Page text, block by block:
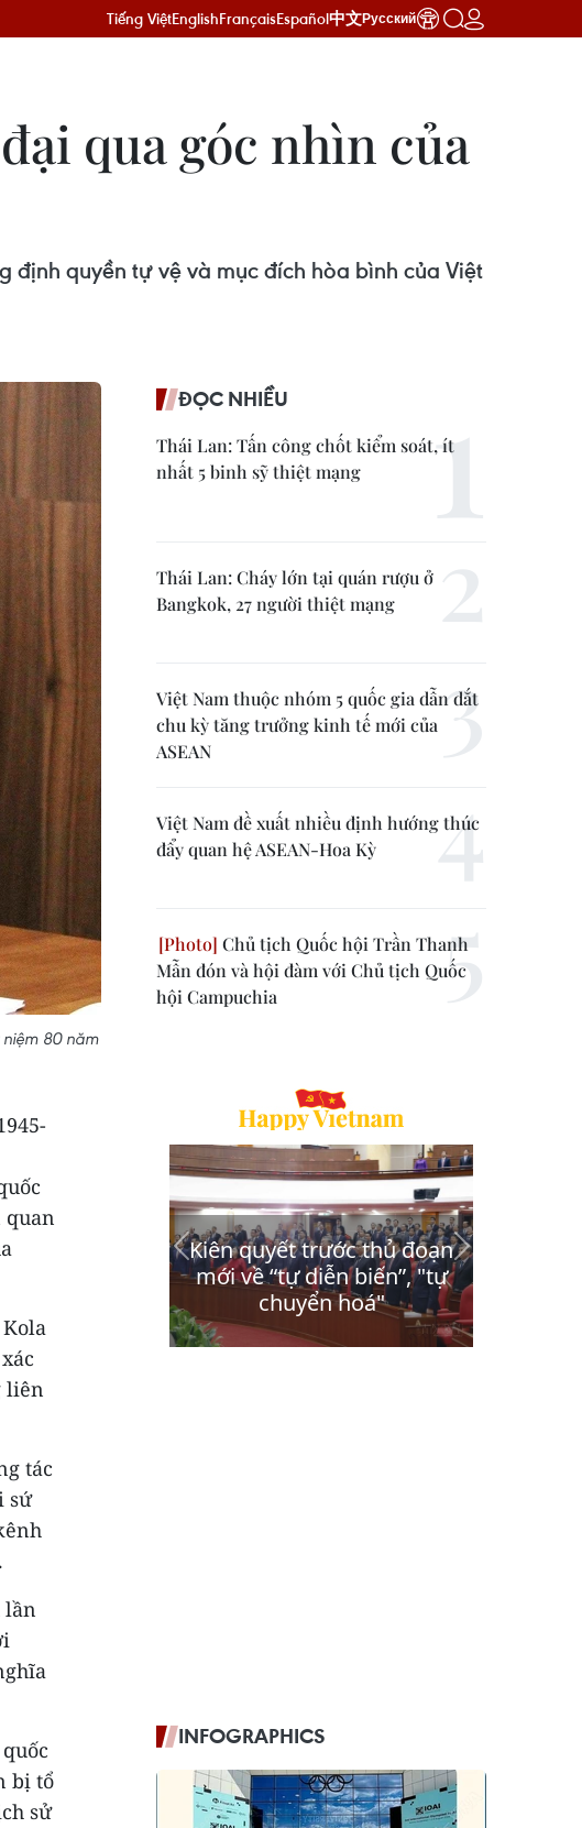
Tiếng ViệtEnglishFrançaisEspañol中文Русский
qua góc nhìn của
định quyền tự vệ và mục đích hòa bình của Việt
80 năm
quan
liên
tác
sứ
lần
bị tổ
sử
ĐỌC NHIỀU
Thái Lan: Tấn công chốt kiểm soát, ít
nhất 5 binh sỹ thiệt mạng
Thái Lan: Cháy lớn tại quán rượu ở
Bangkok, 27 người thiệt mạng
Việt Nam thuộc nhóm 5 quốc gia dẫn dắt
chu kỳ tăng trưởng kinh tế mới của
ASEAN
Việt Nam đề xuất nhiều định hướng thúc
đẩy quan hệ ASEAN-Hoa Kỳ
Chủ tịch Quốc hội Trần Thanh
Mẫn đón và hội đàm với Chủ tịch Quốc
hội Campuchia
INFOGRAPHICS